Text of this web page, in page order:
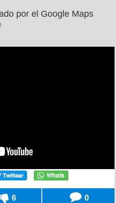
por el Google Maps
6 0